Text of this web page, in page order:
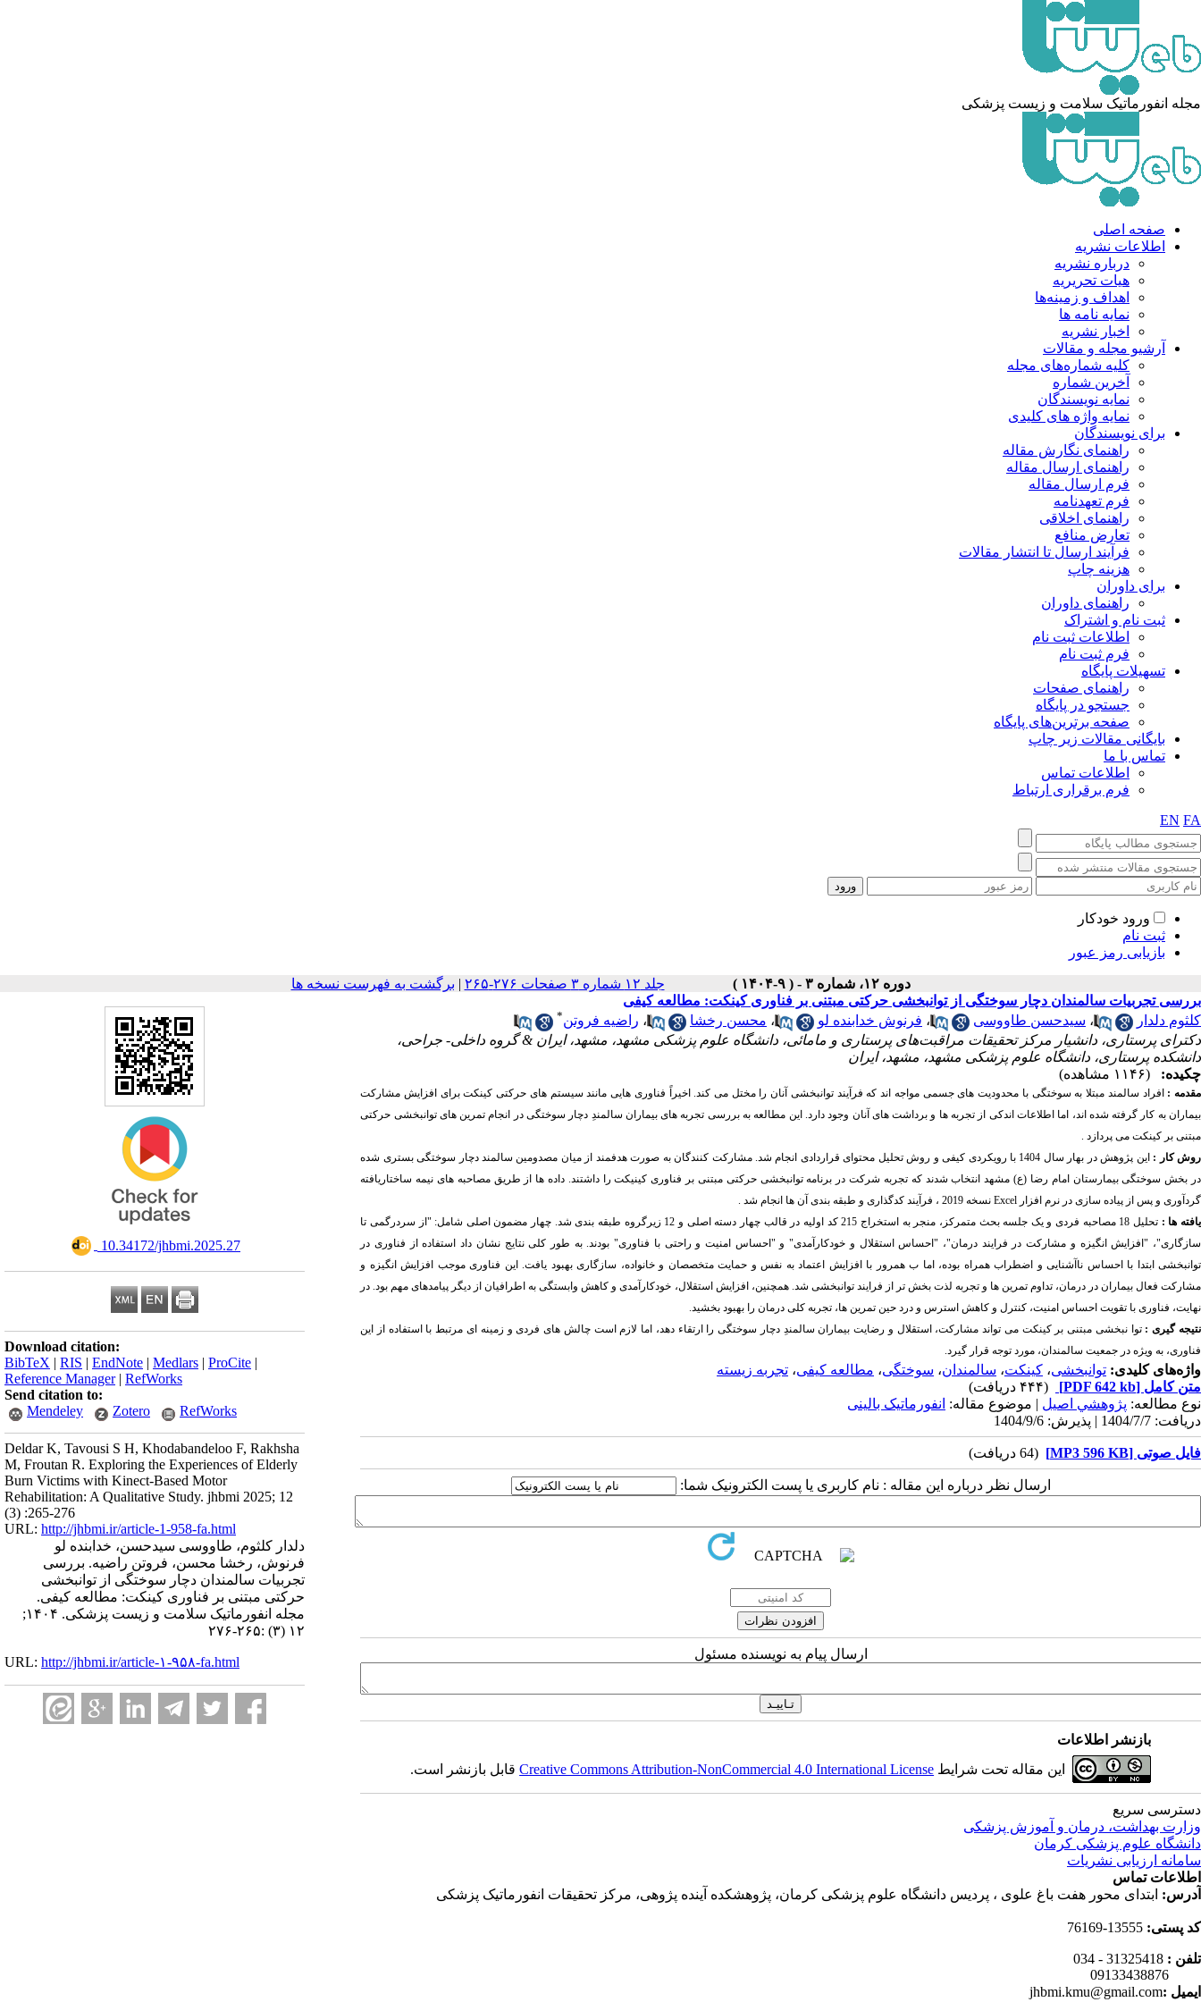
مجله انفورماتیک سلامت و زیست پزشکی
صفحه اصلی
اطلاعات نشریه
درباره نشریه
هیات تحریریه
اهداف و زمینه‌ها
نمایه نامه ها
اخبار نشریه
آرشیو مجله و مقالات
کلیه شماره‌های مجله
آخرین شماره
نمایه نویسندگان
نمایه واژه های کلیدی
برای نویسندگان
راهنمای نگارش مقاله
راهنمای ارسال مقاله
فرم ارسال مقاله
فرم تعهدنامه
راهنمای اخلاقی
تعارض منافع
فرآیند ارسال تا انتشار مقالات
هزینه چاپ
برای داوران
راهنمای داوران
ثبت نام و اشتراک
اطلاعات ثبت نام
فرم ثبت نام
تسهیلات پایگاه
راهنمای صفحات
جستجو در پایگاه
صفحه برترین‌های پایگاه
بایگانی مقالات زیر چاپ
تماس با ما
اطلاعات تماس
فرم برقراری ارتباط
EN FA
ورود خودکار
ثبت نام
بازیابی رمز عبور
دوره ۱۲، شماره ۳ - ( ۹-۱۴۰۴ ) جلد ۱۲ شماره ۳ صفحات ۲۷۶-۲۶۵ | برگشت به فهرست نسخه ها
‎ 10.34172/jhbmi.2025.27
Download citation:
BibTeX | RIS | EndNote | Medlars | ProCite |
Reference Manager| RefWorks
Send citation to:
Mendeley
Zotero RefWorks
Deldar K, Tavousi S H, Khodabandeloo F, Rakhsha
M, Froutan R. Exploring the Experiences of Elderly
Burn Victims with Kinect-Based Motor
Rehabilitation: A Qualitative Study. jhbmi 2025; 12
(3) :265-276
URL: http://jhbmi.ir/article-1-958-fa.html
دلدار کلثوم، طاووسی سیدحسن، خدابنده لو
فرنوش، رخشا محسن، فروتن راضیه. بررسی
تجربیات سالمندان دچار سوختگی از توانبخشی
حرکتی مبتنی بر فناوری کینکت: مطالعه کیفی.
مجله انفورماتیک سلامت و زیست پزشکی. ۱۴۰۴;
۱۲ (۳) :۲۶۵-۲۷۶
URL: http://jhbmi.ir/article-۱-۹۵۸-fa.html
بررسی تجربیات سالمندان دچار سوختگی از توانبخشی حرکتی مبتنی بر فناوری کینکت: مطالعه کیفی
کلثوم دلدار
، سیدحسن طاووسی ، فرنوش خدابنده لو ، محسن رخشا ، راضیه فروتن*
دکترای پرستاری، دانشیار مرکز تحقیقات مراقبت‌های پرستاری و مامائی، دانشگاه علوم پزشکی مشهد، مشهد، ایران & گروه داخلی- جراحی،
دانشکده پرستاری، دانشگاه علوم پزشکی مشهد، مشهد، ایران
چکیده:
(۱۱۴۶ مشاهده)
مقدمه : افراد سالمند مبتلا به سوختگی با محدودیت های جسمی مواجه اند که فرآیند توانبخشی آنان را مختل می کند. اخیراً فناوری هایی مانند سیستم های حرکتی کینکت برای افزایش مشارکت
بیماران به کار گرفته شده اند، اما اطلاعات اندکی از تجربه ها و برداشت های آنان وجود دارد. این مطالعه به بررسی تجربه های بیماران سالمندِ دچار سوختگی در انجام تمرین های توانبخشی حرکتی
مبتنی بر کینکت می پردازد .
روش کار :
این پژوهش در بهار سال 1404 با رویکردی کیفی و روش تحلیل محتوای قراردادی انجام شد. مشارکت کنندگان به صورت هدفمند از میان مصدومین سالمند دچار سوختگی بستری شده
در بخش سوختگی بیمارستان امام رضا (ع) مشهد انتخاب شدند که تجربه شرکت در برنامه توانبخشی حرکتی مبتنی بر فناوری کینیکت را داشتند. داده ها از طریق مصاحبه های نیمه ساختاریافته
گردآوری و پس از پیاده سازی در نرم افزار Excel نسخه 2019 ، فرآیند کدگذاری و طبقه بندی آن ها انجام شد .
یافته ها :
تحلیل 18 مصاحبه فردی و یک جلسه بحث متمرکز، منجر به استخراج 215 کد اولیه در قالب چهار دسته اصلی و 12 زیرگروه طبقه بندی شد. چهار مضمون اصلی شامل: "از سردرگمی تا
سازگاری"، "افزایش انگیزه و مشارکت در فرایند درمان"، "احساس استقلال و خودکارآمدی" و "احساس امنیت و راحتی با فناوری" بودند. به طور کلی نتایج نشان داد استفاده از فناوری در
توانبخشی ابتدا با احساس ناآشنایی و اضطراب همراه بوده، اما ب همرور با افزایش اعتماد به نفس و حمایت متخصصان و خانواده، سازگاری بهبود یافت. این فناوری موجب افزایش انگیزه و
مشارکت فعال بیماران در درمان، تداوم تمرین ها و تجربه لذت بخش تر از فرایند توانبخشی شد. همچنین، افزایش استقلال، خودکارآمدی و کاهش وابستگی به اطرافیان از دیگر پیامدهای مهم بود. در
نهایت، فناوری با تقویت احساس امنیت، کنترل و کاهش استرس و درد حین تمرین ها، تجربه کلی درمان را بهبود بخشید.
نتیجه گیری : توا نبخشی مبتنی بر کینکت می تواند مشارکت، استقلال و رضایت بیماران سالمندِ دچار سوختگی را ارتقاء دهد، اما لازم است چالش های فردی و زمینه ای مرتبط با استفاده از این
فناوری، به ویژه در جمعیت سالمندان، مورد توجه قرار گیرد.
واژه‌های کلیدی: توانبخشی، کینکت، سالمندان، سوختگی، مطالعه کیفی، تجربه زیسته
متن کامل [PDF 642 kb]
(۴۴۴ دریافت)
نوع مطالعه: پژوهشي اصیل | موضوع مقاله: انفورماتیک بالینی
دریافت: 1404/7/7 | پذیرش: 1404/9/6
فایل صوتی [MP3 596 KB] (64 دریافت)
ارسال نظر درباره این مقاله : نام کاربری یا پست الکترونیک شما:
ارسال پیام به نویسنده مسئول
بازنشر اطلاعات
این مقاله تحت شرایط Creative Commons Attribution-NonCommercial 4.0 International Licenseقابل بازنشر است.
دسترسی سریع
وزارت بهداشت، درمان و آموزش پزشکی
دانشگاه علوم پزشکی کرمان
سامانه ارزیابی نشریات
اطلاعات تماس
آدرس: ابتدای محور هفت باغ علوی ، پردیس دانشگاه علوم پزشکی کرمان، پژوهشکده آینده پژوهی، مرکز تحقیقات انفورماتیک پزشکی
کد پستی:
تلفن : 31325418 - 034
ایمیل :jhbmi.kmu@gmail.com